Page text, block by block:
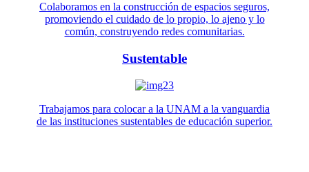
Colaboramos en la construcción de espacios seguros,
promoviendo el cuidado de lo propio, lo ajeno y lo
común, construyendo redes comunitarias.
Sustentable
Trabajamos para colocar a la UNAM a la vanguardia
de las instituciones sustentables de educación superior.